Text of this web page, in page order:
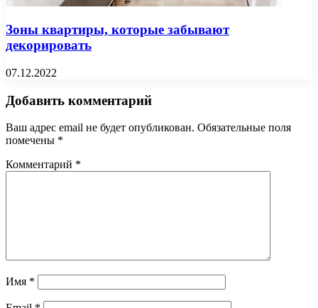
Зоны квартиры, которые забывают
декорировать
07.12.2022
Добавить комментарий
Ваш адрес email не будет опубликован. Обязательные поля
помечены *
Комментарий *
Имя *